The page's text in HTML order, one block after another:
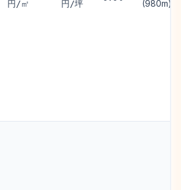
円/㎡ 円/坪 (980m)